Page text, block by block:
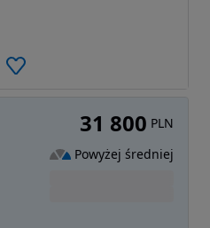
31 800 PLN
Powyżej średniej